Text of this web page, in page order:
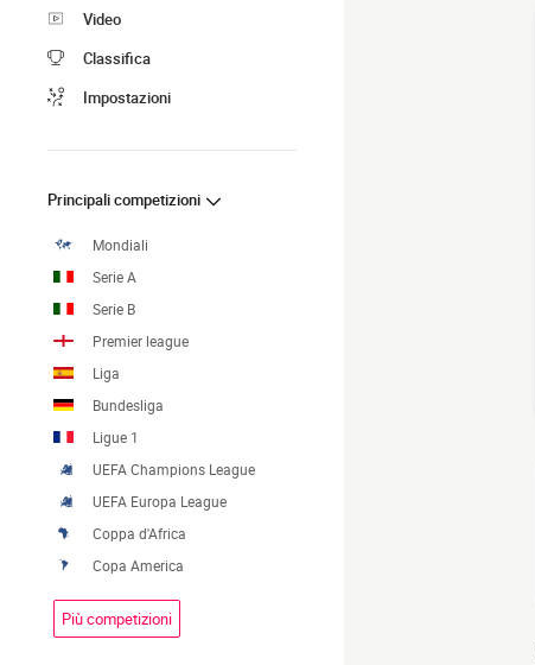
Video
Classifica
Impostazioni
Principali competizioni
Mondiali
Serie A
Serie B
Premier league
Liga
Bundesliga
Ligue 1
UEFA Champions League
UEFA Europa League
Coppa d'Africa
Copa America
Più competizioni